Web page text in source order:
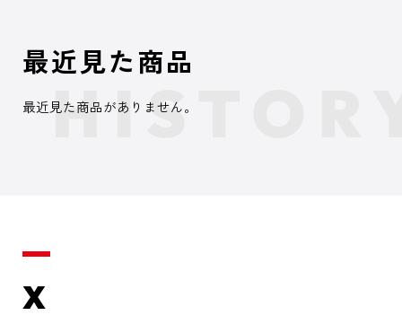
最近見た商品
最近見た商品がありません。
X